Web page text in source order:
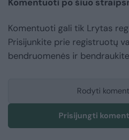
Komentuoti po šiuo
Komentuoti gali tik Lrytas
Prisijunkite prie registruotų
bendruomenės ir
Rodyti
Prisijungti